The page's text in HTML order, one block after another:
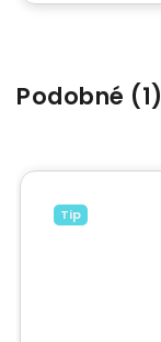
Podobné (1)
Tip